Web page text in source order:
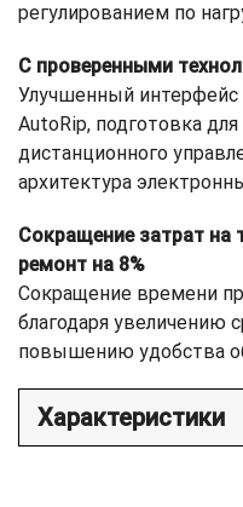
регулированием по
С проверенными
Улучшенный интерфейс
AutoRip, подготовка
дистанционного
архитектура
Сокращение затрат на
ремонт на 8%
Сокращение времени
благодаря увеличению
повышению удобства
Характеристики